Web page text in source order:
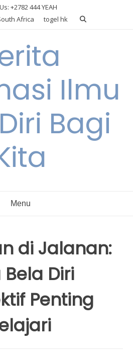
+2782 444 YEAH
Africa
togel hk
Ilmu
Bagi
Menu
di Jalanan:
Diri
Penting